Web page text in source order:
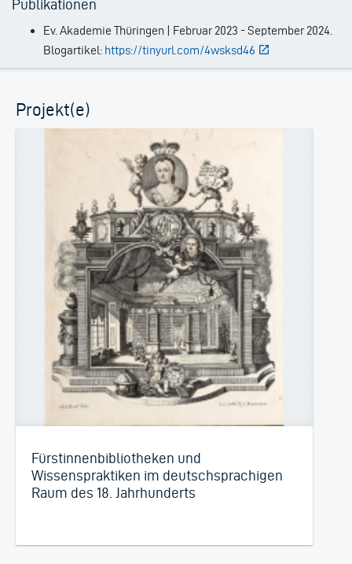
Publikationen
Ev. Akademie Thüringen | Februar 2023 - September 2024.
Blogartikel: https://tinyurl.com/4wsksd46
Projekt(e)
Fürstinnenbibliotheken und
Wissenspraktiken im deutschsprachigen
Raum des 18. Jahrhunderts